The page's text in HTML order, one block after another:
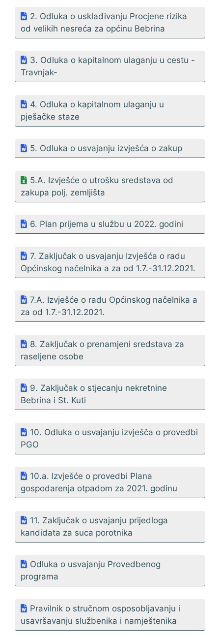
2. Odluka o usklađivanju Procjene rizika
od velikih nesreća za općinu Bebrina
3. Odluka o kapitalnom ulaganju u cestu -
Travnjak-
4. Odluka o kapitalnom ulaganju u
pješačke staze
5. Odluka o usvajanju izvješća o zakup
5.A. Izvješće o utrošku sredstava od
zakupa polj. zemljišta
6. Plan prijema u službu u 2022. godini
7. Zaključak o usvajanju Izvješća o radu
Općinskog načelnika a za od 1.7.-31.12.2021.
7.A. Izvješće o radu Općinskog načelnika a
za od 1.7.-31.12.2021.
8. Zaključak o prenamjeni sredstava za
raseljene osobe
9. Zaključak o stjecanju nekretnine
Bebrina i St. Kuti
10. Odluka o usvajanju izvješča o provedbi
PGO
10.a. Izvješće o provedbi Plana
gospodarenja otpadom za 2021. godinu
11. Zaključak o usvajanju prijedloga
kandidata za suca porotnika
Odluka o usvajanju Provedbenog
programa
Pravilnik o stručnom osposobljavanju i
usavršavanju službenika i namještenika